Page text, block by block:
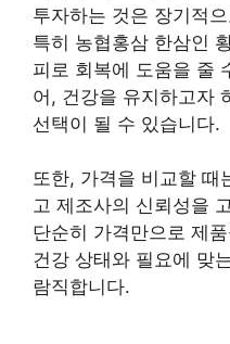
투자하는 것은 장기적
특히 농협홍삼 한삼인
피로 회복에 도움을 줄
어, 건강을 유지하고자
선택이 될 수 있습니다.
또한, 가격을 비교할 때
고 제조사의 신뢰성을
단순히 가격만으로 제
건강 상태와 필요에 맞
람직합니다.